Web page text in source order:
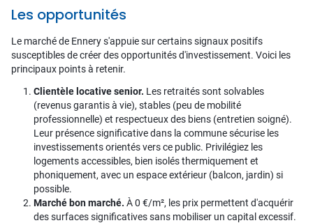
Les opportunités
Le marché de Ennery s'appuie sur certains signaux positifs
susceptibles de créer des opportunités d'investissement. Voici les
principaux points à retenir.
Clientèle locative senior. Les retraités sont solvables
(revenus garantis à vie), stables (peu de mobilité
professionnelle) et respectueux des biens (entretien soigné).
Leur présence significative dans la commune sécurise les
investissements orientés vers ce public. Privilégiez les
logements accessibles, bien isolés thermiquement et
phoniquement, avec un espace extérieur (balcon, jardin) si
possible.
Marché bon marché. À 0 €/m², les prix permettent d'acquérir
des surfaces significatives sans mobiliser un capital excessif.